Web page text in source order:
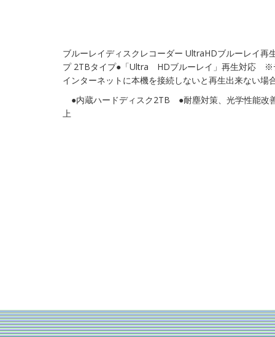
ブルーレイディスクレコーダー UltraHDブルーレイ
プ 2TBタイプ●「Ultra HDブルーレイ」再生対応 ※
インターネットに本機を接続しないと再生出来ない場
●内蔵ハードディスク2TB ●耐塵対策、光学性能改
上